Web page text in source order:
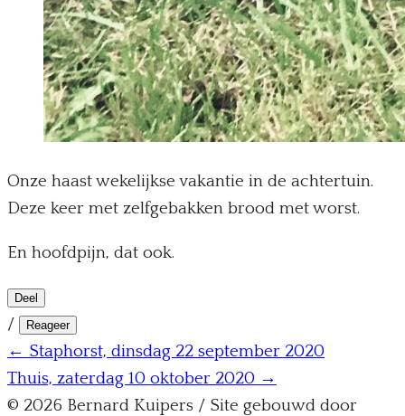
Onze haast wekelijkse vakantie in de achtertuin.
Deze keer met zelfgebakken brood met worst.
En hoofdpijn, dat ook.
Deel
/ Reageer
← Staphorst, dinsdag 22 september 2020
Thuis, zaterdag 10 oktober 2020 →
© 2026 Bernard Kuipers / Site gebouwd door